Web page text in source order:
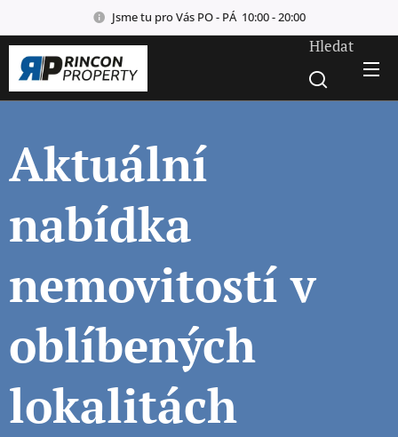
Jsme tu pro Vás PO - PÁ 10:00 - 20:00
Hledat
Aktuální
nabídka
nemovitostí v
oblíbených
lokalitách